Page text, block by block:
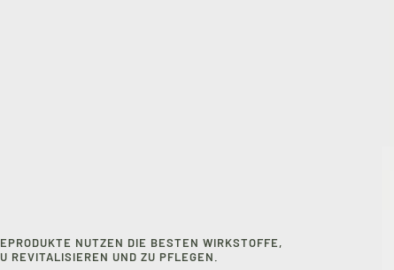
NUTZEN DIE BESTEN WIRKSTOFFE,
REVITALISIEREN UND ZU PFLEGEN.